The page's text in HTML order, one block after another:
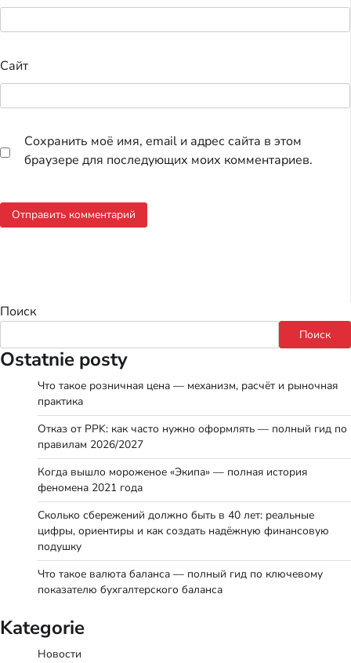
Сайт
Сохранить моё имя, email и адрес сайта в этом
браузере для последующих моих комментариев.
Поиск
Поиск
Ostatnie posty
Что такое розничная цена — механизм, расчёт и рыночная
практика
Отказ от PPK: как часто нужно оформлять — полный гид по
правилам 2026/2027
Когда вышло мороженое «Экипа» — полная история
феномена 2021 года
Сколько сбережений должно быть в 40 лет: реальные
цифры, ориентиры и как создать надёжную финансовую
подушку
Что такое валюта баланса — полный гид по ключевому
показателю бухгалтерского баланса
Kategorie
Новости